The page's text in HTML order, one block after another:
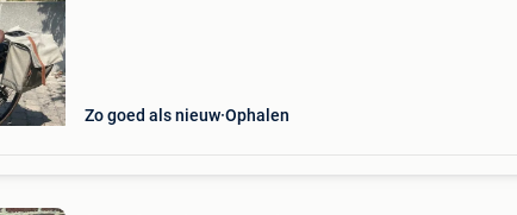
Zo goed als nieuw Ophalen